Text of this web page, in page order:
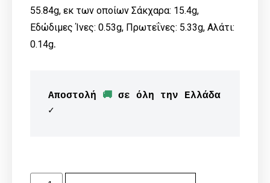
55.84g, εκ των οποίων Σάκχαρα: 15.4g,
Εδώδιμες Ίνες: 0.53g, Πρωτεΐνες: 5.33g, Αλάτι:
0.14g.
Αποστολή 🚚 σε όλη την Ελλάδα
✓